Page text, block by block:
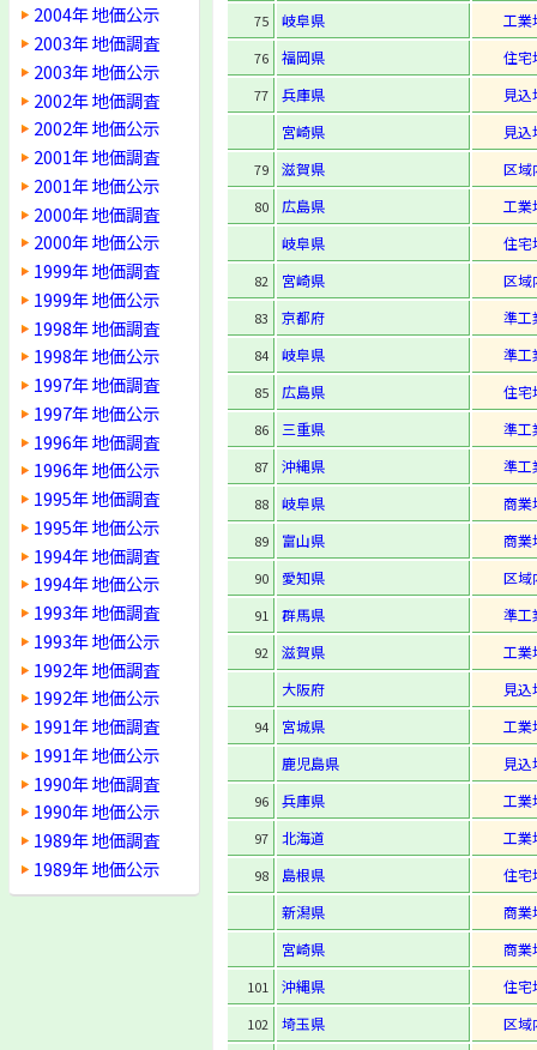
2004年 地価公示
2003年 地価調査
2003年 地価公示
2002年 地価調査
2002年 地価公示
2001年 地価調査
2001年 地価公示
2000年 地価調査
2000年 地価公示
1999年 地価調査
1999年 地価公示
1998年 地価調査
1998年 地価公示
1997年 地価調査
1997年 地価公示
1996年 地価調査
1996年 地価公示
1995年 地価調査
1995年 地価公示
1994年 地価調査
1994年 地価公示
1993年 地価調査
1993年 地価公示
1992年 地価調査
1992年 地価公示
1991年 地価調査
1991年 地価公示
1990年 地価調査
1990年 地価公示
1989年 地価調査
1989年 地価公示
75 岐阜県 工業
76 福岡県 住宅
77 兵庫県
見込
宮崎県
見込
79 滋賀県 区域
80 広島県
工業
岐阜県
住宅
82 宮崎県 区域
83 京都府 準工
84 岐阜県 準工
85 広島県 住宅
86 三重県 準工
87 沖縄県 準工
88 岐阜県 商業
89 富山県 商業
90 愛知県 区域
91 群馬県 準工
92 滋賀県
工業
大阪府
見込
94 宮城県
工業
鹿児島県
見込
96 兵庫県 工業
97 北海道 工業
98 島根県
住宅
新潟県
商業
宮崎県
商業
101 沖縄県 住宅
102 埼玉県 区域